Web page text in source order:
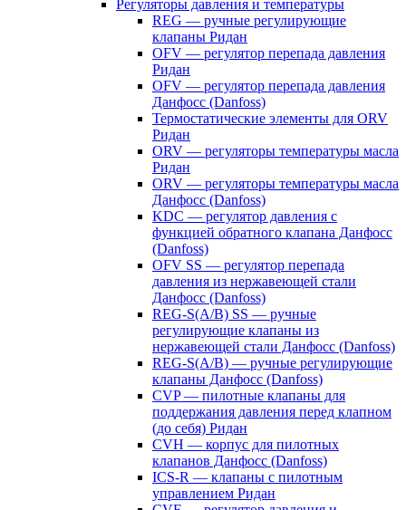
Регуляторы давления и температуры
REG — ручные регулирующие
клапаны Ридан
OFV — регулятор перепада давления
Ридан
OFV — регулятор перепада давления
Данфосс (Danfoss)
Термостатические элементы для ORV
Ридан
ORV — регуляторы температуры масла
Ридан
ORV — регуляторы температуры масла
Данфосс (Danfoss)
KDC — регулятор давления с
функцией обратного клапана Данфосс
(Danfoss)
OFV SS — регулятор перепада
давления из нержавеющей стали
Данфосс (Danfoss)
REG-S(A/B) SS — ручные
регулирующие клапаны из
нержавеющей стали Данфосс (Danfoss)
REG-S(A/B) — ручные регулирующие
клапаны Данфосс (Danfoss)
CVP — пилотные клапаны для
поддержания давления перед клапном
(до себя) Ридан
CVH — корпус для пилотных
клапанов Данфосс (Danfoss)
ICS-R — клапаны с пилотным
управлением Ридан